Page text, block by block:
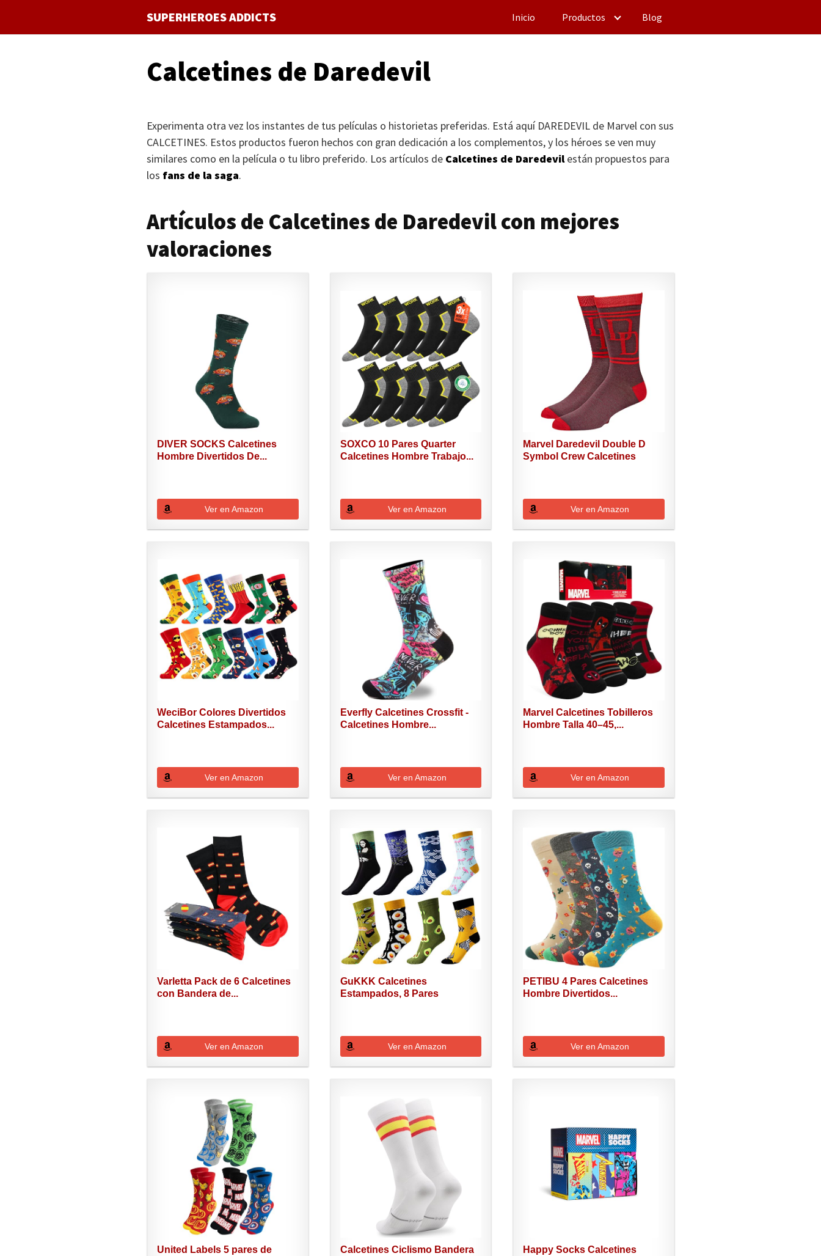
contenido
SUPERHEROES ADDICTS Inicio Productos Blog
Calcetines de Daredevil
Experimenta otra vez los instantes de tus películas o historietas preferidas. Está aquí DAREDEVIL de Marvel con sus
CALCETINES. Estos productos fueron hechos con gran dedicación a los complementos, y los héroes se ven muy
similares como en la película o tu libro preferido. Los artículos de Calcetines de Daredevilestán propuestos para
los fans de la saga.
Artículos de Calcetines de Daredevil con mejores
valoraciones
DIVER SOCKS Calcetines
Hombre Divertidos De...
Ver en Amazon
SOXCO 10 Pares Quarter
Calcetines Hombre Trabajo...
Ver en Amazon
Marvel Daredevil Double D
Symbol Crew Calcetines
Ver en Amazon
WeciBor Colores Divertidos
Calcetines Estampados...
Ver en Amazon
Everfly Calcetines Crossfit -
Calcetines Hombre...
Ver en Amazon
Marvel Calcetines Tobilleros
Hombre Talla 40–45,...
Ver en Amazon
Varletta Pack de 6 Calcetines
con Bandera de...
Ver en Amazon
GuKKK Calcetines
Estampados, 8 Pares
Ver en Amazon
PETIBU 4 Pares Calcetines
Hombre Divertidos...
Ver en Amazon
United Labels 5 pares de
Calcetines Ciclismo Bandera
Happy Socks Calcetines